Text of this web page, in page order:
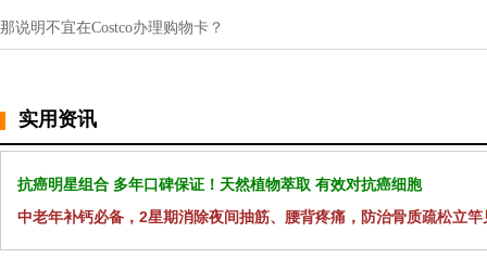
那说明不宜在Costco办理购物卡？
实用资讯
抗癌明星组合 多年口碑保证！天然植物萃取 有效对抗癌细胞
中老年补钙必备，2星期消除夜间抽筋、腰背疼痛，防治骨质疏松立竿